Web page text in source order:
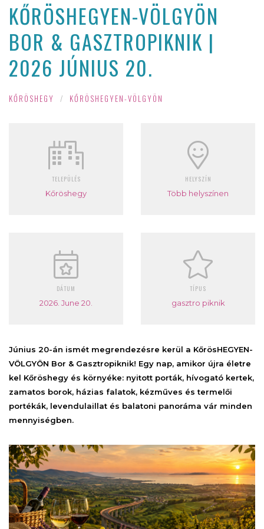
KŐRÖSHEGYEN-VÖLGYÖN
BOR & GASZTROPIKNIK |
2026 JÚNIUS 20.
KŐRÖSHEGY / KŐRÖSHEGYEN-VÖLGYÖN
TELEPÜLÉS
Kőröshegy
HELYSZÍN
Több helyszínen
DÁTUM
2026. June 20.
TÍPUS
gasztro piknik
Június 20-án ismét megrendezésre kerül a KőrösHEGYEN-
VÖLGYÖN Bor & Gasztropiknik! Egy nap, amikor újra életre
kel Kőröshegy és környéke: nyitott porták, hívogató kertek,
zamatos borok, házias falatok, kézműves és termelői
portékák, levendulaillat és balatoni panoráma vár minden
mennyiségben.